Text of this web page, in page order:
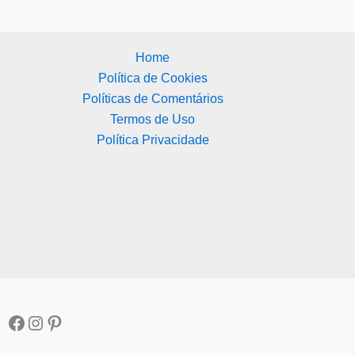
Home
Política de Cookies
Políticas de Comentários
Termos de Uso
Política Privacidade